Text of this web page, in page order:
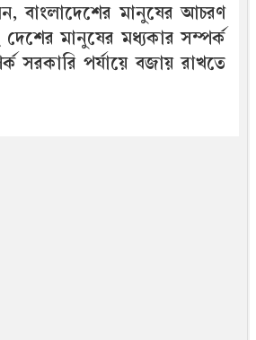
বাংলাদেশের মানুষের আচরণ
মানুষের মধ্যকার সম্পর্ক
সরকারি পর্যায়ে বজায় রাখতে